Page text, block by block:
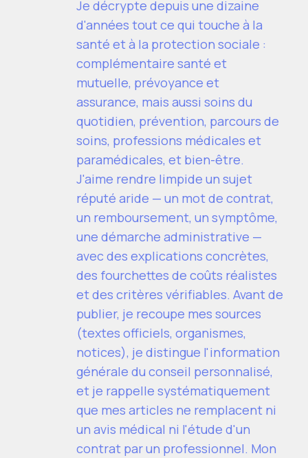
Je décrypte depuis une dizaine
d'années tout ce qui touche à la
santé et à la protection sociale :
complémentaire santé et
mutuelle, prévoyance et
assurance, mais aussi soins du
quotidien, prévention, parcours de
soins, professions médicales et
paramédicales, et bien-être.
J'aime rendre limpide un sujet
réputé aride — un mot de contrat,
un remboursement, un symptôme,
une démarche administrative —
avec des explications concrètes,
des fourchettes de coûts réalistes
et des critères vérifiables. Avant de
publier, je recoupe mes sources
(textes officiels, organismes,
notices), je distingue l'information
générale du conseil personnalisé,
et je rappelle systématiquement
que mes articles ne remplacent ni
un avis médical ni l'étude d'un
contrat par un professionnel. Mon